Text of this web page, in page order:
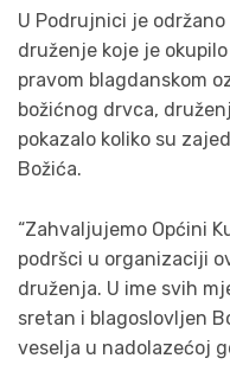
U Podrujnici je
druženje koje je
pravom blagdanskom
božićnog drvca,
pokazalo koliko su
Božića.
“Zahvaljujemo Općini
podršci u organizaciji
druženja. U ime svih
sretan i blagoslovljen
veselja u nadolazećoj